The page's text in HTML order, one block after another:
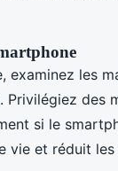
examinez les
des
si le
vie et réduit